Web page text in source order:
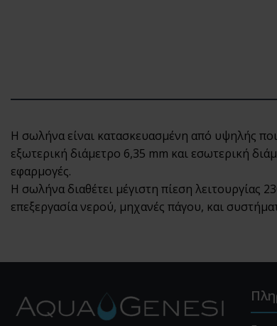
Η σωλήνα είναι κατασκευασμένη από υψηλής
εξωτερική διάμετρο 6,35 mm και εσωτερική
εφαρμογές.
Η σωλήνα διαθέτει μέγιστη πίεση λειτουργίας
επεξεργασία νερού, μηχανές πάγου, και